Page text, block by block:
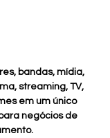
bandas, mídia,
streaming, TV,
em um único
negócios de